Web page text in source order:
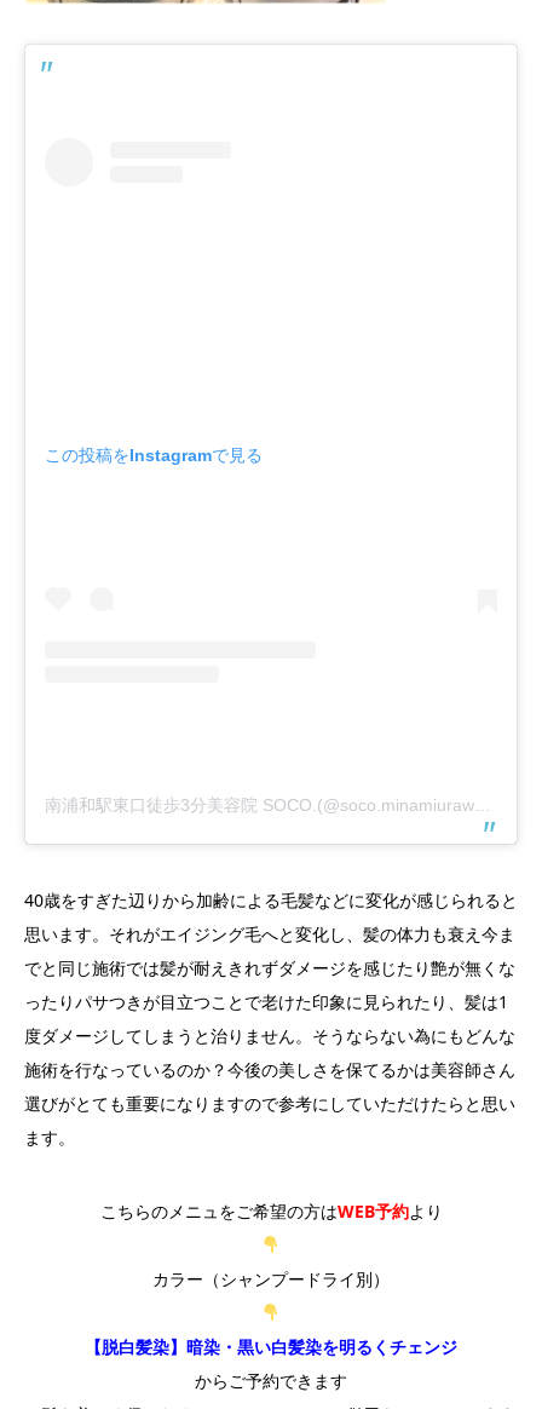
この投稿をInstagramで見る
40歳をすぎた辺りから加齢による毛髪などに変化が感じられると
思います。それがエイジング毛へと変化し、髪の体力も衰え今ま
でと同じ施術では髪が耐えきれずダメージを感じたり艶が無くな
ったりパサつきが目立つことで老けた印象に見られたり、髪は1
度ダメージしてしまうと治りません。そうならない為にもどんな
施術を行なっているのか？今後の美しさを保てるかは美容師さん
選びがとても重要になりますので参考にしていただけたらと思い
ます。
こちらのメニュをご希望の方はWEB予約より
カラー（シャンプードライ別）
【脱白髪染】暗染・黒い白髪染を明るくチェンジ
からご予約できます